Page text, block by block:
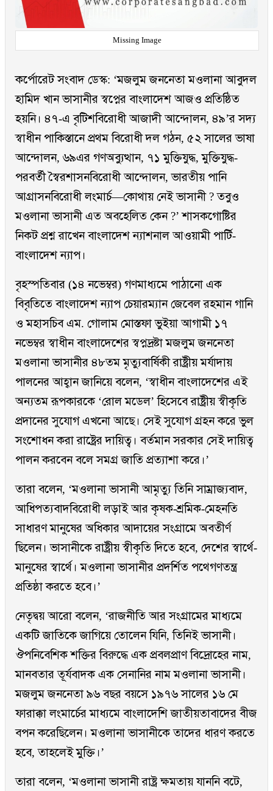
Missing Image
কর্পোরেট সংবাদ ডেস্ক: ‘মজলুম জননেতা মওলানা আবুদল
হামিদ খান ভাসানীর স্বপ্নের বাংলাদেশ আজও প্রতিষ্ঠিত
হয়নি। ৪৭-এ বৃটিশবিরোধী আজাদী আন্দোলন, ৪৯’র সদ্য
স্বাধীন পাকিস্তানে প্রথম বিরোধী দল গঠন, ৫২ সালের ভাষা
আন্দোলন, ৬৯এর গণঅব্যুত্থান, ৭১ মুক্তিযুদ্ধ, মুক্তিযুদ্ধ-
পরবর্তী স্বৈরশাসনবিরোধী আন্দোলন, ভারতীয় পানি
আগ্রাসনবিরোধী লংমার্চ—কোথায় নেই ভাসানী ? তবুও
মওলানা ভাসানী এত অবহেলিত কেন ?’ শাসকগোষ্টির
নিকট প্রশ্ন রাখেন বাংলাদেশ ন্যাশনাল আওয়ামী পার্টি-
বাংলাদেশ ন্যাপ।
বৃহস্পতিবার (১৪ নভেম্বর) গণমাধ্যমে পাঠানো এক
বিবৃতিতে বাংলাদেশ ন্যাপ চেয়ারম্যান জেবেল রহমান গানি
ও মহাসচিব এম. গোলাম মোস্তফা ভুইয়া আগামী ১৭
নভেম্বর স্বাধীন বাংলাদেশের স্বপ্নদ্রষ্টা মজলুম জননেতা
মওলানা ভাসানীর ৪৮তম মৃত্যুবার্ষিকী রাষ্ট্রীয় মর্যাদায়
পালনের আহ্বান জানিয়ে বলেন, ‘স্বাধীন বাংলাদেশের এই
অন্যতম রূপকারকে ‘রোল মডেল’ হিসেবে রাষ্ট্রীয় স্বীকৃতি
প্রদানের সুযোগ এখনো আছে। সেই সুযোগ গ্রহন করে ভুল
সংশোধন করা রাষ্ট্রের দায়িত্ব। বর্তমান সরকার সেই দায়িত্ব
পালন করবেন বলে সমগ্র জাতি প্রত্যাশা করে।’
তারা বলেন, ‘মওলানা ভাসানী আমৃত্যু তিনি সাম্রাজ্যবাদ,
আধিপত্যবাদবিরোধী লড়াই আর কৃষক-শ্রমিক-মেহনতি
সাধারণ মানুষের অধিকার আদায়ের সংগ্রামে অবতীর্ণ
ছিলেন। ভাসানীকে রাষ্ট্রীয় স্বীকৃতি দিতে হবে, দেশের স্বার্থে-
মানুষের স্বার্থে। মওলানা ভাসানীর প্রদর্শিত পথেগণতন্ত্র
প্রতিষ্ঠা করতে হবে।’
নেতৃদ্বয় আরো বলেন, ‘রাজনীতি আর সংগ্রামের মাধ্যমে
একটি জাতিকে জাগিয়ে তোলেন যিনি, তিনিই ভাসানী।
ঔপনিবেশিক শক্তির বিরুদ্ধে এক প্রবলপ্রাণ বিদ্রোহের নাম,
মানবতার তূর্যবাদক এক সেনানির নাম মওলানা ভাসানী।
মজলুম জননেতা ৯৬ বছর বয়সে ১৯৭৬ সালের ১৬ মে
ফারাক্কা লংমার্চের মাধ্যমে বাংলাদেশি জাতীয়তাবাদের বীজ
বপন করেছিলেন। মওলানা ভাসানীকে তাদের ধারণ করতে
হবে, তাহলেই মুক্তি।’
তারা বলেন, ‘মওলানা ভাসানী রাষ্ট্র ক্ষমতায় যাননি বটে,